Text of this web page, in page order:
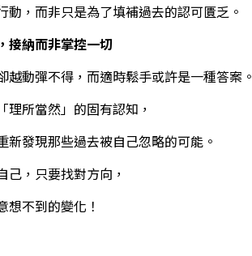
，而非只是為了填補過去的認可匱乏。
接納而非掌控一切
動彈不得，而適時鬆手或許是一種答案。
所當然」的固有認知，
發現那些過去被自己忽略的可能。
，只要找對方向，
想不到的變化！